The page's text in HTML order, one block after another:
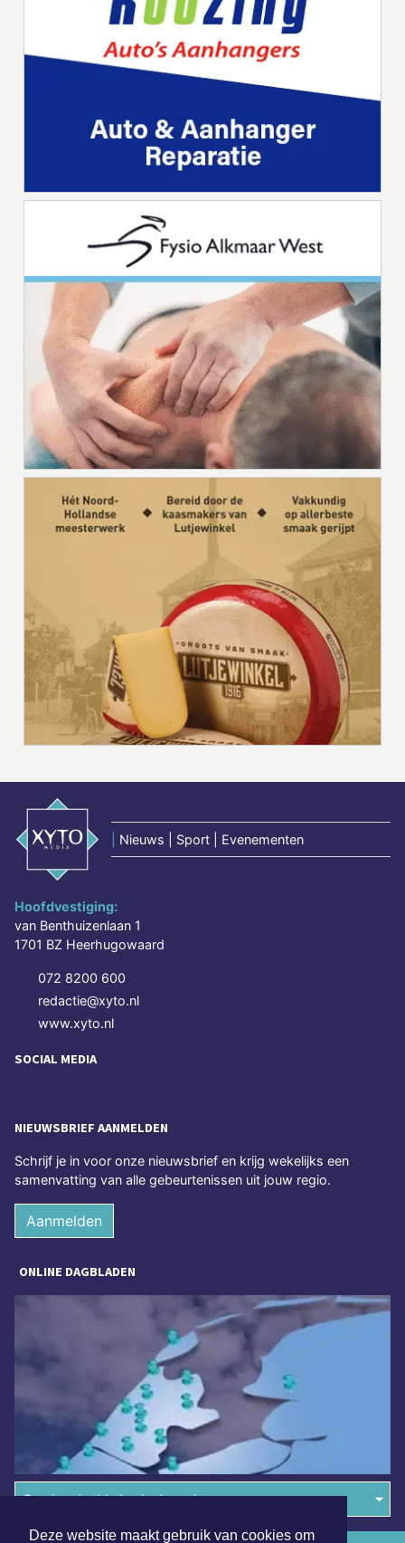
Deze website maakt gebruik van cookies om
Nieuws | Sport | Evenementen
Hoofdvestiging:
van Benthuizenlaan 1
1701 BZ Heerhugowaard
072 8200 600
redactie@xyto.nl
www.xyto.nl
SOCIAL MEDIA
NIEUWSBRIEF AANMELDEN
Schrijf je in voor onze nieuwsbrief en krijg wekelijks een
samenvatting van alle gebeurtenissen uit jouw regio.
Aanmelden
ONLINE DAGBLADEN
Overige dagbladen in de regio